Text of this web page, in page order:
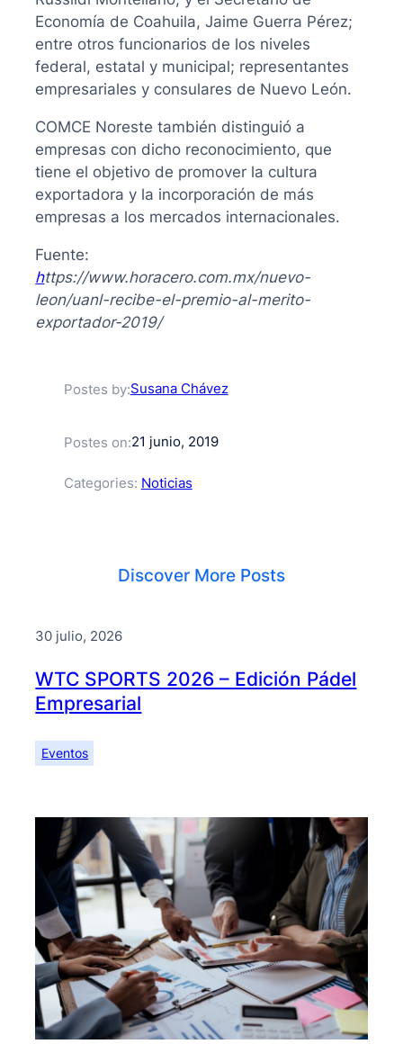
Economía de Coahuila, Jaime Guerra Pérez;
entre otros funcionarios de los niveles
federal, estatal y municipal; representantes
empresariales y consulares de Nuevo León.
COMCE Noreste también distinguió a
empresas con dicho reconocimiento, que
tiene el objetivo de promover la cultura
exportadora y la incorporación de más
empresas a los mercados internacionales.
Fuente:
https://www.horacero.com.mx/nuevo-
leon/uanl-recibe-el-premio-al-merito-
exportador-2019/
Postes by:Susana Chávez
Postes on:21 junio, 2019
Categories: Noticias
Discover More Posts
30 julio, 2026
WTC SPORTS 2026 – Edición Pádel
Empresarial
Eventos